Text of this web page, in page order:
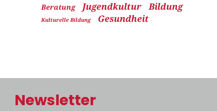
Beratung Jugendkultur Bildung
Kulturelle Bildung Gesundheit
Newsletter